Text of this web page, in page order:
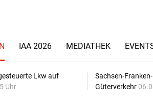
IAA 2026 MEDIATHEK
Lkw auf
Uhr
Sachsen-
Güterverkehr